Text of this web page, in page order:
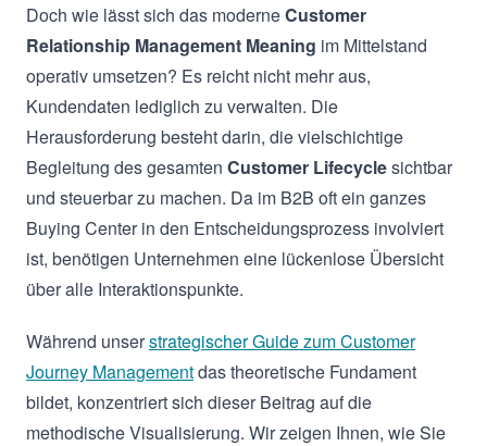
Doch wie lässt sich das moderneCustomer
Relationship Management Meaning im Mittelstand
operativ umsetzen? Es reicht nicht mehr aus,
Kundendaten lediglich zu verwalten. Die
Herausforderung besteht darin, die vielschichtige
Begleitung des gesamten Customer Lifecyclesichtbar
und steuerbar zu machen. Da im B2B oft ein ganzes
Buying Center in den Entscheidungsprozess involviert
ist, benötigen Unternehmen eine lückenlose Übersicht
über alle Interaktionspunkte.
Während unserstrategischer Guide zum Customer
Journey Managementdas theoretische Fundament
bildet, konzentriert sich dieser Beitrag auf die
methodische Visualisierung. Wir zeigen Ihnen, wie Sie